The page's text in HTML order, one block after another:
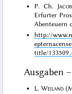
P. Ch.
Erfurter
Abenteuern
http://
title/133509
Ausgaben
L.Weiland